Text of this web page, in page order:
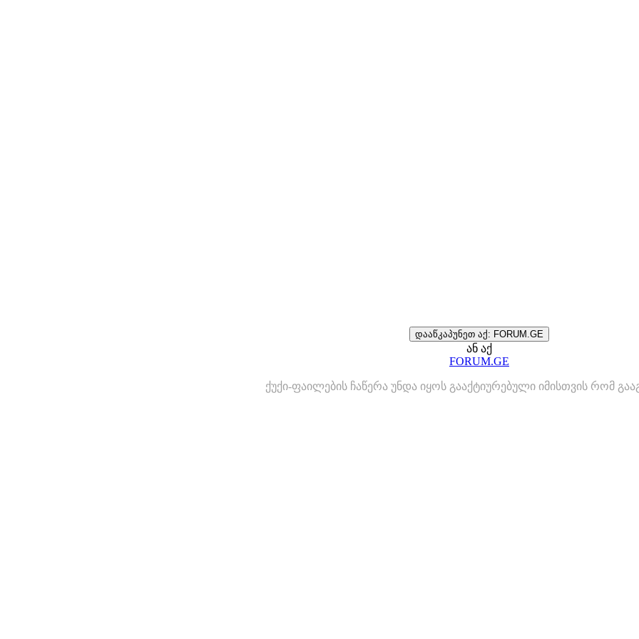
დააწკაპუნეთ აქ: FORUM.GE
ან აქ
FORUM.GE
ქუქი-ფაილების ჩაწერა უნდა იყოს გააქტიურებული იმისთვის რომ